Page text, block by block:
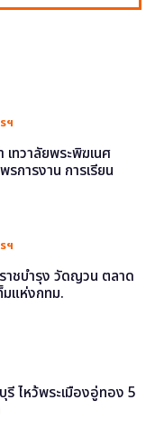
ฯ
เทวาลัยพระพิฆเนศ
การงาน การเรียน
ฯ
าชบำรุง วัดญวน ตลาด
มแห่งกทม.
ไหว้พระเมืองอู่ทอง 5